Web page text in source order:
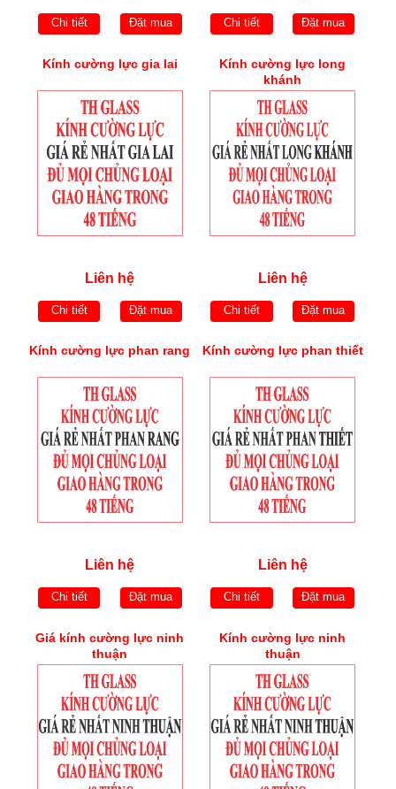
Chi tiết Đặt mua Chi tiết Đặt mua
Kính cường lực gia lai
Liên hệ
Chi tiết Đặt mua
Kính cường lực long
khánh
Liên hệ
Chi tiết Đặt mua
Kính cường lực phan rang
Liên hệ
Chi tiết Đặt mua
Kính cường lực phan thiết
Liên hệ
Chi tiết Đặt mua
Giá kính cường lực ninh
thuận
Kính cường lực ninh
thuận